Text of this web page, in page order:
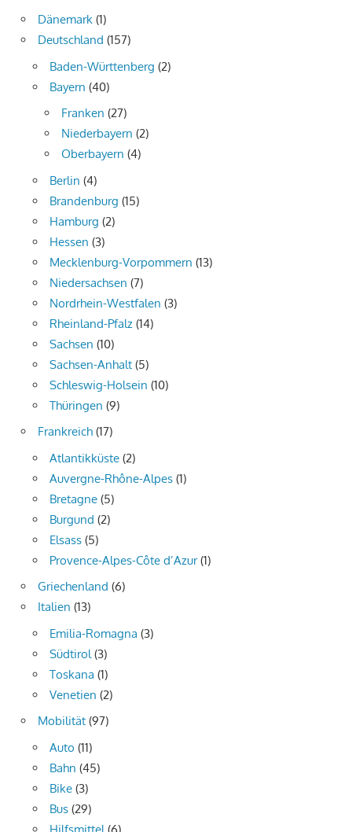
Dänemark (1)
Deutschland (157)
Baden-Württenberg (2)
Bayern (40)
Franken (27)
Niederbayern (2)
Oberbayern (4)
Berlin (4)
Brandenburg (15)
Hamburg (2)
Hessen (3)
Mecklenburg-Vorpommern (13)
Niedersachsen (7)
Nordrhein-Westfalen (3)
Rheinland-Pfalz (14)
Sachsen (10)
Sachsen-Anhalt (5)
Schleswig-Holsein (10)
Thüringen (9)
Frankreich (17)
Atlantikküste (2)
Auvergne-Rhône-Alpes (1)
Bretagne (5)
Burgund (2)
Elsass (5)
Provence-Alpes-Côte d’Azur(1)
Griechenland (6)
Italien (13)
Emilia-Romagna (3)
Südtirol (3)
Toskana (1)
Venetien (2)
Mobilität (97)
Auto (11)
Bahn (45)
Bike (3)
Bus (29)